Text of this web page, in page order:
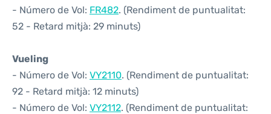
- Número de Vol: FR482. (Rendiment de puntualitat:
52 - Retard mitjà: 29 minuts)
Vueling
- Número de Vol: VY2110. (Rendiment de puntualitat:
92 - Retard mitjà: 12 minuts)
- Número de Vol: VY2112. (Rendiment de puntualitat: